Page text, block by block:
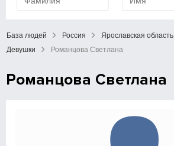
База людей Россия Ярославская область
Девушки
Романцова Светлана
Романцова Светлана